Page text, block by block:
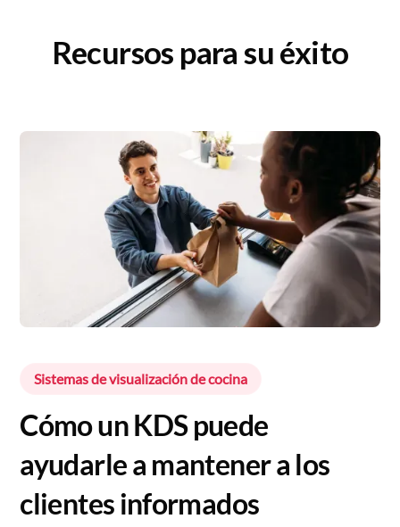
Recursos para su éxito
Sistemas de visualización de cocina
Cómo un KDS puede
ayudarle a mantener a los
clientes informados